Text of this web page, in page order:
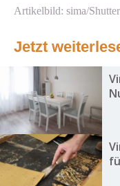
Artikelbild: sima/
Jetzt